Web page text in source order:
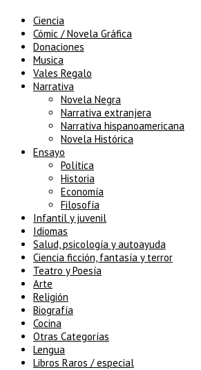
Ciencia
Cómic / Novela Gráfica
Donaciones
Musica
Vales Regalo
Narrativa
Novela Negra
Narrativa extranjera
Narrativa hispanoamericana
Novela Histórica
Ensayo
Política
Historia
Economía
Filosofía
Infantil y juvenil
Idiomas
Salud, psicología y autoayuda
Ciencia ficción, fantasía y terror
Teatro y Poesía
Arte
Religión
Biografía
Cocina
Otras Categorías
Lengua
Libros Raros / especial